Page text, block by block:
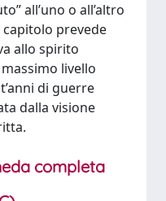
all’uno o all’altro
prevede
allo spirito
livello
di guerre
dalla visione
completa